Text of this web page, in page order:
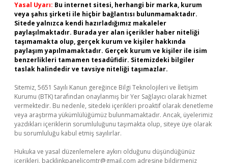
Yasal Uyarı: Bu internet sitesi, herhangi bir marka, kurum
veya şahıs şirketi ile hiçbir bağlantısı bulunmamaktadır.
Sitede yalnızca kendi hazırladığımız makaleler
paylaşılmaktadır. Burada yer alan içerikler haber niteliği
taşımamakta olup, gerçek kurum ve kişiler hakkında
paylaşım yapılmamaktadır. Gerçek kurum ve kişiler ile isim
benzerlikleri tamamen tesadüfidir. Sitemizdeki bilgiler
taslak halindedir ve tavsiye niteliği taşımazlar.
Sitemiz, 5651 Sayılı Kanun gereğince Bilgi Teknolojileri ve İletişim
Kurumu (BTK) tarafından onaylanmış bir Yer Sağlayıcı olarak hizmet
vermektedir. Bu nedenle, sitedeki içerikleri proaktif olarak denetleme
veya araştırma yükümlülüğümüz bulunmamaktadır. Ancak, üyelerimiz
yazdıkları içeriklerin sorumluluğunu taşımakta olup, siteye üye olarak
bu sorumluluğu kabul etmiş sayılırlar.
Hukuka ve yasal düzenlemelere aykırı olduğunu düşündüğünüz
içerikleri, backlinkpanelicomtr@gmail.com adresine bildirmeniz